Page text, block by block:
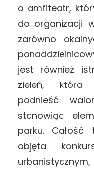
o amfiteatr,
do organizacji
zarówno
jest również
zieleń, która
podnieść
stanowiąc
parku. Całość
objęta